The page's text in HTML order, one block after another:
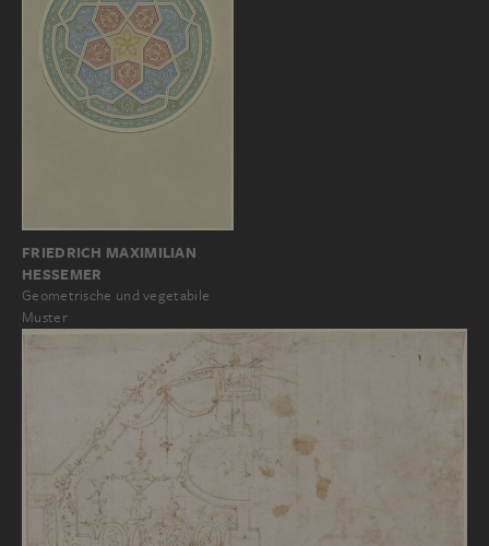
FRIEDRICH MAXIMILIAN
HESSEMER
Geometrische und vegetabile
Muster